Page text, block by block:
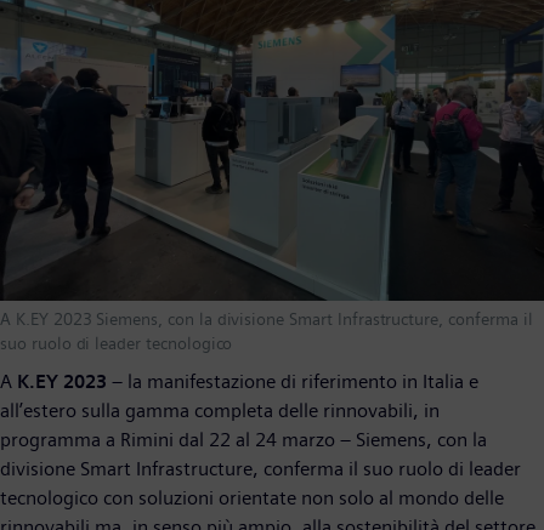
A K.EY 2023 Siemens, con la divisione Smart Infrastructure, conferma il
suo ruolo di leader tecnologico
A K.EY 2023 – la manifestazione di riferimento in Italia e
all’estero sulla gamma completa delle rinnovabili, in
programma a Rimini dal 22 al 24 marzo – Siemens, con la
divisione Smart Infrastructure, conferma il suo ruolo di leader
tecnologico con soluzioni orientate non solo al mondo delle